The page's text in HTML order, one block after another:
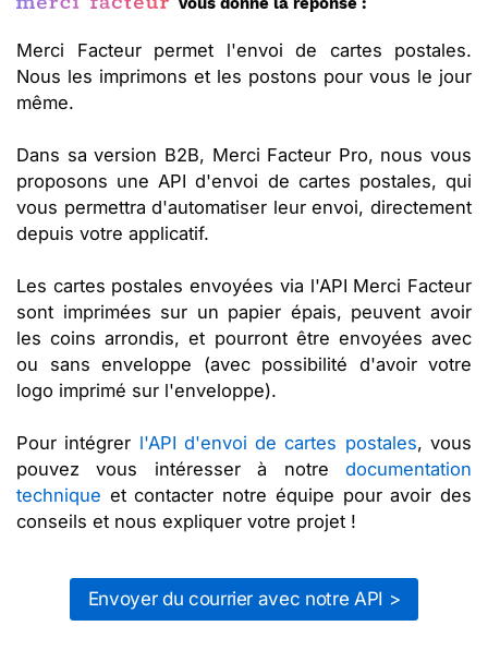
Merci Facteur permet l'envoi de cartes postales.
Nous les imprimons et les postons pour vous le jour
même.
Dans sa version B2B, Merci Facteur Pro, nous vous
proposons une API d'envoi de cartes postales, qui
vous permettra d'automatiser leur envoi, directement
depuis votre applicatif.
Les cartes postales envoyées via l'API Merci Facteur
sont imprimées sur un papier épais, peuvent avoir
les coins arrondis, et pourront être envoyées avec
ou sans enveloppe (avec possibilité d'avoir votre
logo imprimé sur l'enveloppe).
Pour intégrer l'API d'envoi de cartes postales, vous
pouvez vous intéresser à notre documentation
technique et contacter notre équipe pour avoir des
conseils et nous expliquer votre projet !
Envoyer du courrier avec notre API >